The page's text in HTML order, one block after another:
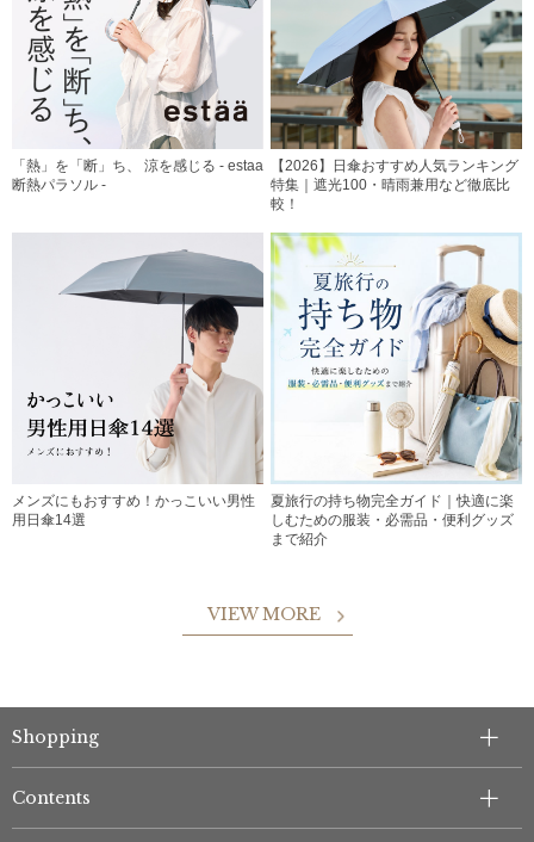
「熱」を「断」ち、 涼を感じる - estaa
断熱パラソル -
【2026】日傘おすすめ人気ランキング
特集｜遮光100・晴雨兼用など徹底比
較！
メンズにもおすすめ！かっこいい男性
用日傘14選
夏旅行の持ち物完全ガイド｜快適に楽
しむための服装・必需品・便利グッズ
まで紹介
VIEW MORE
Shopping
Contents